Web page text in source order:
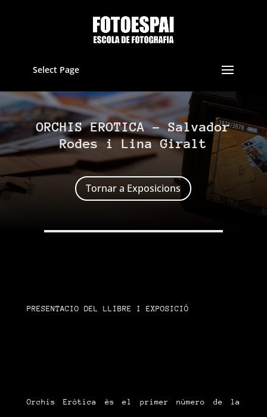
Select Page
ORCHIS EROTICA – Salvador
Rodes i Lina Giralt
Tornar a Exposicions
PRESENTACIO DEL LLIBRE I EXPOSICIÓ
Orchis Eròtica ès el primer nùmero de la